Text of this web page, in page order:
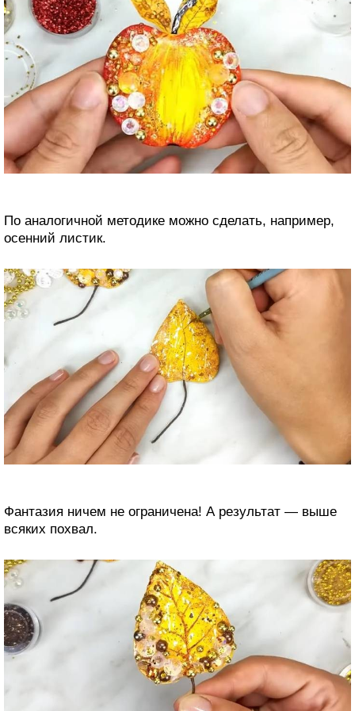
По аналогичной методике можно сделать, например,
осенний листик.
Фантазия ничем не ограничена! А результат — выше
всяких похвал.